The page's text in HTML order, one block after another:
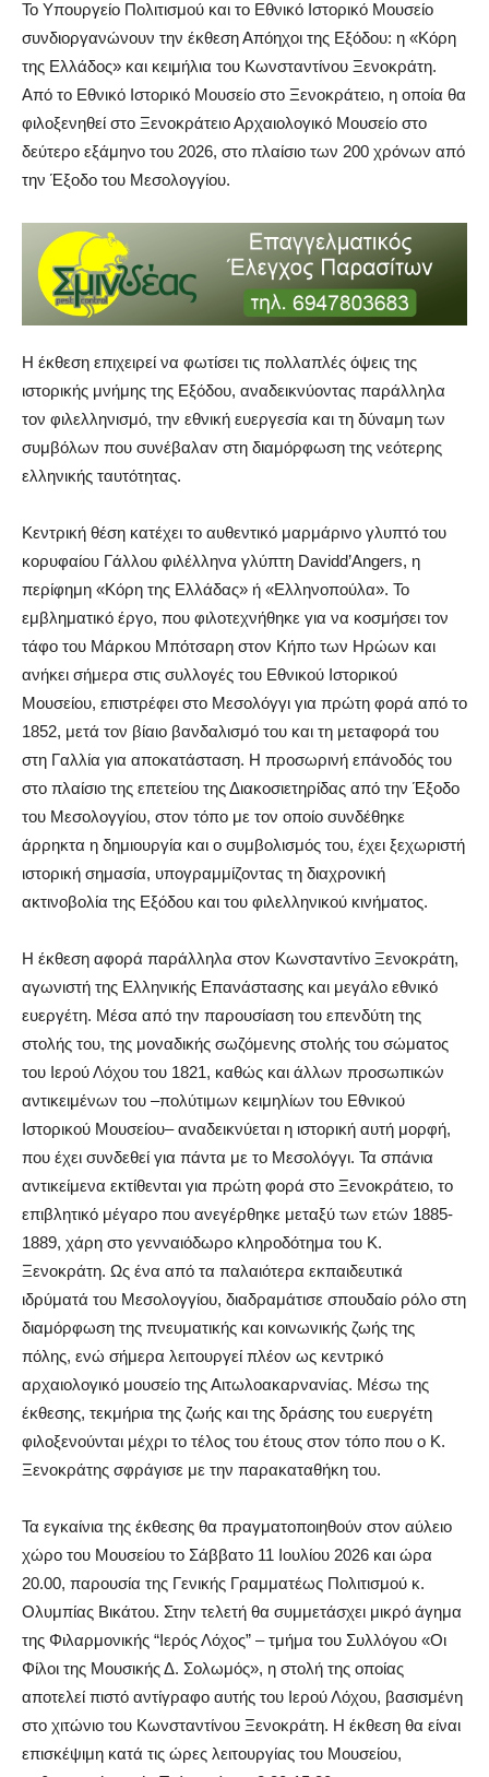
Το Υπουργείο Πολιτισμού και το Εθνικό Ιστορικό Μουσείο
συνδιοργανώνουν την έκθεση Απόηχοι της Εξόδου: η «Kόρη
της Ελλάδος» και κειμήλια του Κωνσταντίνου Ξενοκράτη.
Από το Εθνικό Ιστορικό Μουσείο στο Ξενοκράτειο, η οποία θα
φιλοξενηθεί στο Ξενοκράτειο Αρχαιολογικό Μουσείο στο
δεύτερο εξάμηνο του 2026, στο πλαίσιο των 200 χρόνων από
την Έξοδο του Μεσολογγίου.
Η έκθεση επιχειρεί να φωτίσει τις πολλαπλές όψεις της
ιστορικής μνήμης της Εξόδου, αναδεικνύοντας παράλληλα
τον φιλελληνισμό, την εθνική ευεργεσία και τη δύναμη των
συμβόλων που συνέβαλαν στη διαμόρφωση της νεότερης
ελληνικής ταυτότητας.
Κεντρική θέση κατέχει το αυθεντικό μαρμάρινο γλυπτό του
κορυφαίου Γάλλου φιλέλληνα γλύπτη Davidd’Angers, η
περίφημη «Κόρη της Ελλάδας» ή «Ελληνοπούλα». Το
εμβληματικό έργο, που φιλοτεχνήθηκε για να κοσμήσει τον
τάφο του Μάρκου Μπότσαρη στον Κήπο των Ηρώων και
ανήκει σήμερα στις συλλογές του Εθνικού Ιστορικού
Μουσείου, επιστρέφει στο Μεσολόγγι για πρώτη φορά από το
1852, μετά τον βίαιο βανδαλισμό του και τη μεταφορά του
στη Γαλλία για αποκατάσταση. Η προσωρινή επάνοδός του
στο πλαίσιο της επετείου της Διακοσιετηρίδας από την Έξοδο
του Μεσολογγίου, στον τόπο με τον οποίο συνδέθηκε
άρρηκτα η δημιουργία και ο συμβολισμός του, έχει ξεχωριστή
ιστορική σημασία, υπογραμμίζοντας τη διαχρονική
ακτινοβολία της Εξόδου και του φιλελληνικού κινήματος.
Η έκθεση αφορά παράλληλα στον Κωνσταντίνο Ξενοκράτη,
αγωνιστή της Ελληνικής Επανάστασης και μεγάλο εθνικό
ευεργέτη. Μέσα από την παρουσίαση του επενδύτη της
στολής του, της μοναδικής σωζόμενης στολής του σώματος
του Ιερού Λόχου του 1821, καθώς και άλλων προσωπικών
αντικειμένων του –πολύτιμων κειμηλίων του Εθνικού
Ιστορικού Μουσείου– αναδεικνύεται η ιστορική αυτή μορφή,
που έχει συνδεθεί για πάντα με το Μεσολόγγι. Τα σπάνια
αντικείμενα εκτίθενται για πρώτη φορά στο Ξενοκράτειο, το
επιβλητικό μέγαρο που ανεγέρθηκε μεταξύ των ετών 1885-
1889, χάρη στο γενναιόδωρο κληροδότημα του Κ.
Ξενοκράτη. Ως ένα από τα παλαιότερα εκπαιδευτικά
ιδρύματά του Μεσολογγίου, διαδραμάτισε σπουδαίο ρόλο στη
διαμόρφωση της πνευματικής και κοινωνικής ζωής της
πόλης, ενώ σήμερα λειτουργεί πλέον ως κεντρικό
αρχαιολογικό μουσείο της Αιτωλοακαρνανίας. Μέσω της
έκθεσης, τεκμήρια της ζωής και της δράσης του ευεργέτη
φιλοξενούνται μέχρι το τέλος του έτους στον τόπο που ο Κ.
Ξενοκράτης σφράγισε με την παρακαταθήκη του.
Τα εγκαίνια της έκθεσης θα πραγματοποιηθούν στον αύλειο
χώρο του Μουσείου το Σάββατο 11 Ιουλίου 2026 και ώρα
20.00, παρουσία της Γενικής Γραμματέως Πολιτισμού κ.
Ολυμπίας Βικάτου. Στην τελετή θα συμμετάσχει μικρό άγημα
της Φιλαρμονικής “Ιερός Λόχος” – τμήμα του Συλλόγου «Οι
Φίλοι της Μουσικής Δ. Σολωμός», η στολή της οποίας
αποτελεί πιστό αντίγραφο αυτής του Ιερού Λόχου, βασισμένη
στο χιτώνιο του Κωνσταντίνου Ξενοκράτη. Η έκθεση θα είναι
επισκέψιμη κατά τις ώρες λειτουργίας του Μουσείου,